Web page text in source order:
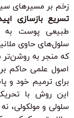
زخم بر مسیرهای
تسریع بازسازی
طبیعی پوست به
سلول‌های حاوی
که منجر به
اصول علمی حاکم بر
برای ترمیم خود و
این روش با
سلولی و مولکولی،